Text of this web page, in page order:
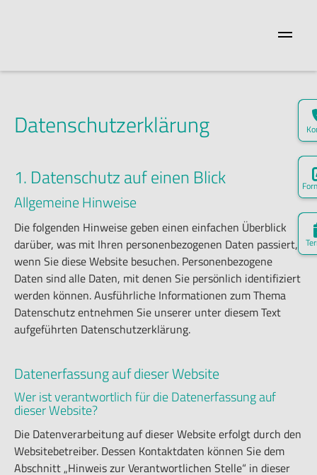
 +49(0)


 Online-
Datenschutz­erklärung
1. Datenschutz auf einen Blick
Allgemeine Hinweise
Die folgenden Hinweise geben einen einfachen Überblick
darüber, was mit Ihren personenbezogenen Daten passiert,
wenn Sie diese Website besuchen. Personenbezogene
Daten sind alle Daten, mit denen Sie persönlich identifiziert
werden können. Ausführliche Informationen zum Thema
Datenschutz entnehmen Sie unserer unter diesem Text
aufgeführten Datenschutzerklärung.
Datenerfassung auf dieser Website
Wer ist verantwortlich für die Datenerfassung auf
dieser Website?
Die Datenverarbeitung auf dieser Website erfolgt durch den
Websitebetreiber. Dessen Kontaktdaten können Sie dem
Abschnitt „Hinweis zur Verantwortlichen Stelle“ in dieser